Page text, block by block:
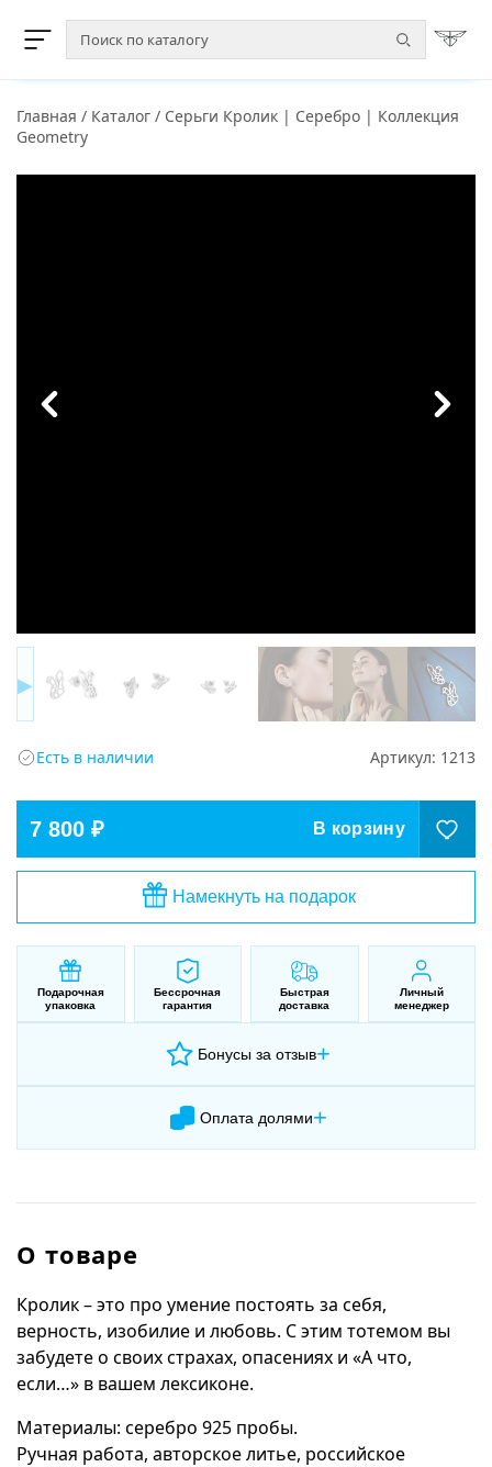
Главная / Каталог / Серьги Кролик | Серебро | Коллекция
Geometry
▶
Есть в наличии Артикул: 1213
7 800 ₽ В корзину
Намекнуть на подарок
Подарочная
упаковка
Бессрочная
гарантия
Быстрая
доставка
Личный
менеджер
Бонусы за отзыв+
Оплата долями+
О товаре
Кролик – это про умение постоять за себя,
верность, изобилие и любовь. С этим тотемом вы
забудете о своих страхах, опасениях и «А что,
если…» в вашем лексиконе.
Материалы: серебро 925 пробы.
Ручная работа, авторское литье, российское